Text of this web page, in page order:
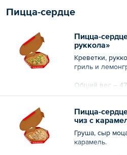
Пицца-сердце
Пицца-
руккола»
Креветки,
гриль и
Общий вес –
Пицца-
чиз с
Груша, сыр
карамель.